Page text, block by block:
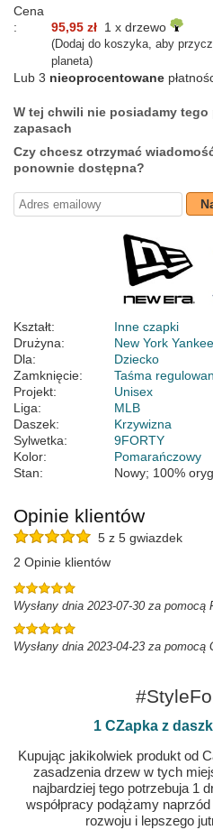
Cena
:
95,95 zł 1 x drzewo
(Dodaj do koszyka, aby
planeta)
Lub 3 nieoprocentowane
W tej chwili nie posiadamy
zapasach
Czy chcesz otrzymać
ponownie dostępna?
Kształt:
Inne czapki
Drużyna:
New York
Dla:
Dziecko
Zamknięcie:
Taśma
Projekt:
Unisex
Liga:
MLB
Daszek:
Krzywizna
Sylwetka:
9FORTY
Kolor:
Pomarańczowy
Stan:
Nowy; 100%
Opinie klientów
5 z 5 gwiazdek
2 Opinie klientów
Wysłany dnia 2023-07-30 za pomocą
Wysłany dnia 2023-04-23 za pomocą
1 CZapka z
Kupując jakikolwiek produkt od
zasadzenia drzew w tych
najbardziej tego potrzebuja 1
współpracy podążamy
rozwoju i lepszego